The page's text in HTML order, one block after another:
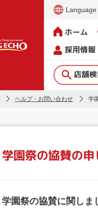
Language
ホーム
採用情報
店舗
ヘルプ・お問い合わせ 学
学園祭の協賛の申
学園祭の協賛に関しま